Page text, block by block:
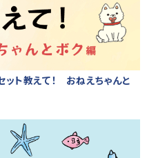
ト教えて！ おねえちゃんと